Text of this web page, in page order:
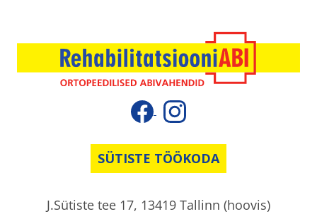
SÜTISTE TÖÖKODA
J.Sütiste tee 17, 13419 Tallinn (hoovis)